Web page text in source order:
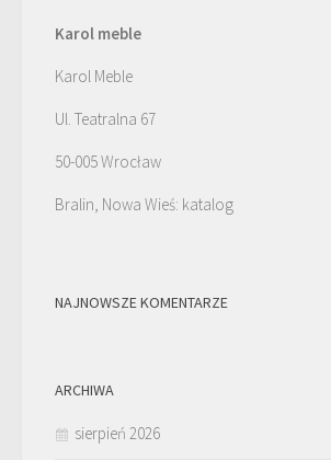
Karol meble
Karol Meble
Ul. Teatralna 67
50-005 Wrocław
Bralin, Nowa Wieś: katalog
NAJNOWSZE KOMENTARZE
ARCHIWA
sierpień 2026